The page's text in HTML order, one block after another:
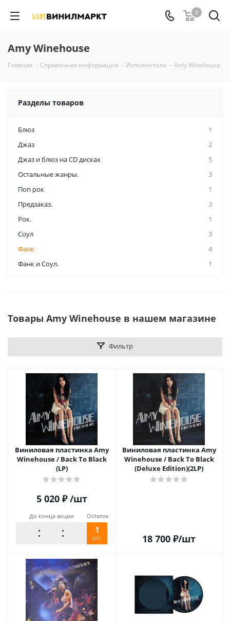
0
Amy Winehouse
Главная - Справочная информация - Исполнители - Amy Winehouse
Разделы товаров
Блюз
1
Джаз
2
Джаз и блюз на CD дисках
5
Остальные жанры.
3
Поп рок
1
Предзаказ.
3
Рок.
1
Соул
3
Фанк
4
Фанк и Соул.
1
Товары Amy Winehouse в нашем магазине
Фильтр
Виниловая пластинка Amy
Winehouse / Back To Black
(LP)
5 020₽ /шт
До конца акции Остаток
1
шт.
Виниловая пластинка Amy
Winehouse / Back To Black
(Deluxe Edition)(2LP)
18 700 ₽/шт